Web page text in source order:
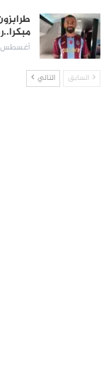
أغسطس 8, 2026
السابق التالي